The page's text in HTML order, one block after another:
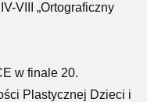
VIII „Ortograficzny
w finale 20.
Plastycznej Dzieci i